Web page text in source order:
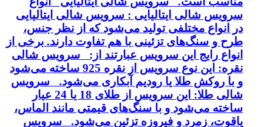
سرویس شالی ایتالیایی : سرویس شالی ایتالیایی
در انواع مختلفی تولید می‌شود که از نظر جنس،
طرح و سنگ‌های تزئینی با هم تفاوت دارند. برخی از
انواع رایج این سرویس عبارتند از: سرویس شالی
نقره: این نوع سرویس از نقره 925 ساخته می‌شود
و با روکش طلا یا رودیم آبکاری می‌شود. سرویس
شالی طلا: این سرویس از طلای 18 یا 24 عیار
ساخته می‌شود و با سنگ‌های قیمتی مانند الماس،
یاقوت، زمرد و فیروزه تزئین می‌شود. سرویس